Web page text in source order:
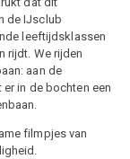
de IJsclub
leeftijdsklassen
rijdt. We rijden
aan de
in de bochten een
filmpjes van